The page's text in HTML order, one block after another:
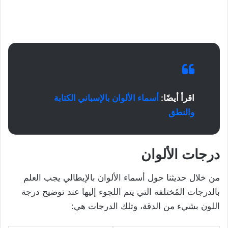
اقرأ أيضًا: أسماء الألوان بالإسباني الكتابة
والنطق
درجات الألوان
من خلال حديثنا حول أسماء الألوان بالإيطالي يجب العلم
بالدرجات المُختلفة التي يتم اللجوء إليها عند توضيح درجة
اللون بشيء من الدقة، وتلك الدرجات هي: